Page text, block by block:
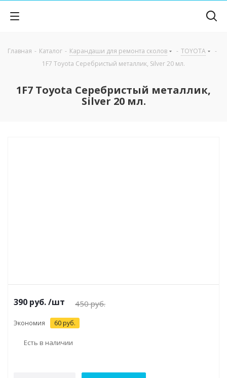
Главная - Каталог - Карандаши для ремонта сколов - TOYOTA
-
1F7 Toyota Серебристый металлик, Silver 20 мл.
1F7 Toyota Серебристый металлик,
Silver 20 мл.
390 руб./шт 450руб.
Экономия 60 руб.
Есть в наличии